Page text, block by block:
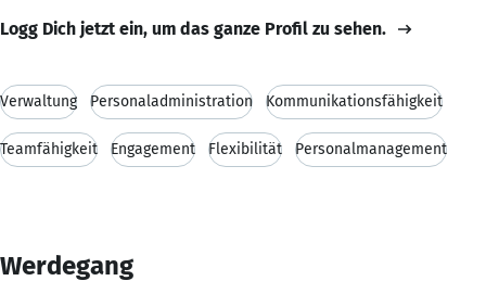
Logg Dich jetzt ein, um das ganze Profil zu sehen.
Verwaltung Personaladministration Kommunikationsfähigkeit
Teamfähigkeit Engagement Flexibilität Personalmanagement
Werdegang